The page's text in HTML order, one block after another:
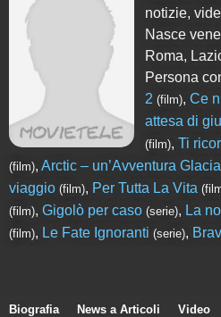
notizie,
Nasce
Roma,
Persona
2 (film),Ce
attesa di
(film),Ti
(film), Arctic – un’Avventura
viaggio (film), Per Tutta La Vita
(film), Gigolò per caso (serie), La
(film), Le Fate Ignoranti (serie),
Biografia News a Articoli Video